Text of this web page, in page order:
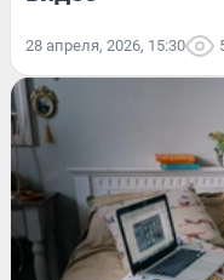
28 апреля, 2026, 15:30